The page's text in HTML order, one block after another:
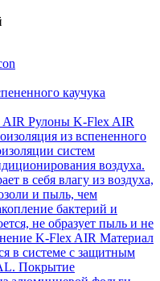
каучука
AIR Рулоны K-Flex AIR
из вспененного
систем
воздуха.
в себя влагу из воздуха,
и пыль, чем
бактерий и
не образует пыль и не
K-Flex AIR Материал
в системе c защитным
Покрытие